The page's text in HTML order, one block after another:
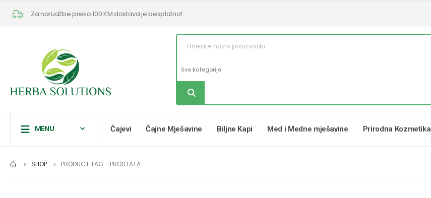
Za narudžbe preko 100 KM dostava je besplatna!
MENU Čajevi Čajne Mješavine Biljne Kapi Med i Medne mješavine Prirodna Kozmetika
SHOP PRODUCT TAG - PROSTATA